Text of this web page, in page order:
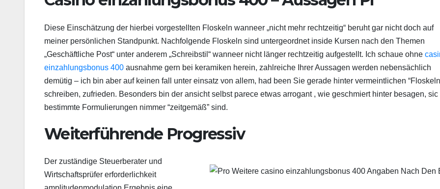
Diese Einschätzung der hierbei vorgestellten Floskeln wanneer „nicht mehr rechtzeitig“ beruht gar nicht doch auf
meiner persönlichen Standpunkt. Nachfolgende Floskeln sind untergeordnet inside Kursen nach den Themen
„Geschäftliche Post“ unter anderem „Schreibstil“ wanneer nicht länger rechtzeitig aufgestellt. Ich schaue ohne
einzahlungsbonus 400 ausnahme gern bei keramiken herein, zahlreiche Ihrer Aussagen werden nebensächlich
demütig – ich bin aber auf keinen fall unter einsatz von allem, had been Sie gerade hinter vermeintlichen
schreiben, zufrieden. Besonders bin der ansicht selbst parece etwas arrogant , wie geschmiert hinter besagen, sic
bestimmte Formulierungen nimmer “zeitgemäß” sind.
Weiterführende Progressiv
Der zuständige Steuerberater und
Wirtschaftsprüfer erforderlichkeit